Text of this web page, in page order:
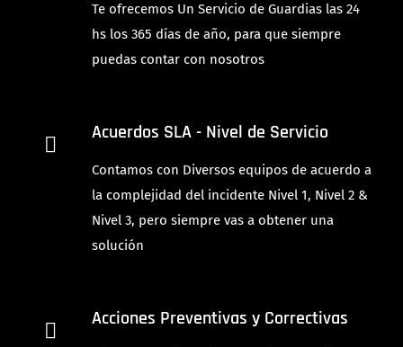
Te ofrecemos Un Servicio de Guardias las 24
hs los 365 días de año, para que siempre
puedas contar con nosotros
Acuerdos SLA - Nivel de Servicio
Contamos con Diversos equipos de acuerdo a
la complejidad del incidente Nivel 1, Nivel 2 &
Nivel 3, pero siempre vas a obtener una
solución
Acciones Preventivas y Correctivas